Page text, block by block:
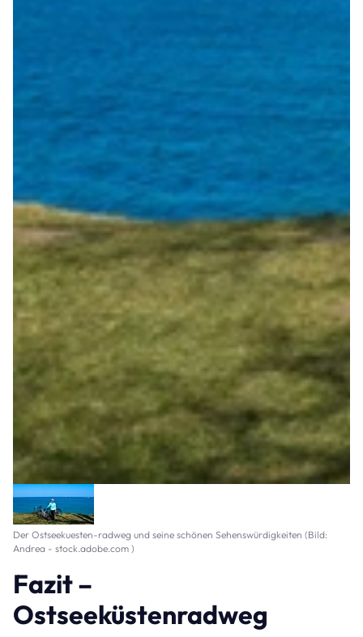
Der Ostseekuesten-radweg und seine schönen Sehenswürdigkeiten (Bild:
Andrea - stock.adobe.com )
Fazit –
Ostseeküstenradweg